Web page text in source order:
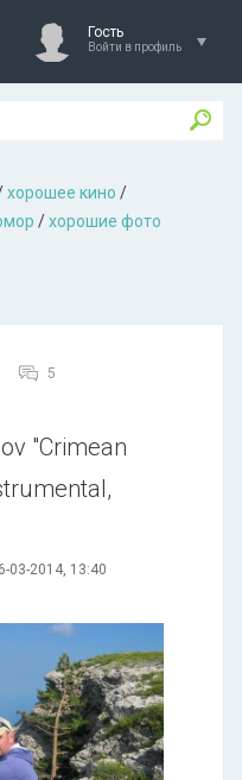
Гость
Войти в профиль
хорошее кино /
/хорошие фото
5
"Crimean
6-03-2014, 13:40